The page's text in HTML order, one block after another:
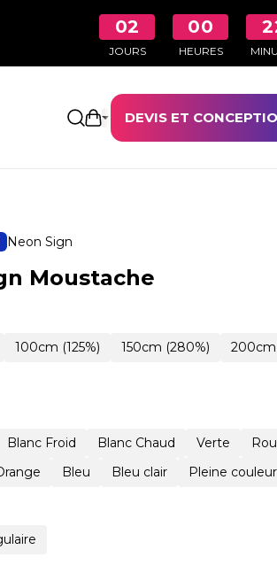
02
JOURS
00
HEURES
Ouvrir le panier
DEVIS ET
Neon Sign
Moustache
100cm (125%) 150cm (280%)
200cm
Blanc Froid Blanc Chaud Verte
Bleu Bleu clair Pleine